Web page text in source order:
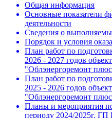
Общая информация
Основные показатели
деятельности
Сведения о
Порядок и условия
План работ по
2026 - 2027 годов
"Облэнергоремонт
План работ по
2025 - 2026 годов
"Облэнергоремонт
Планы и мероприятия
периоду 2024/2025г.